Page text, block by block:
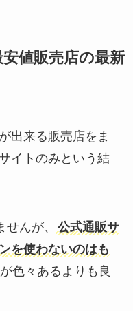
値販売店の最新
出来る販売店をま
イトのみという結
んが、
公式通販サ
を使わないのはも
色々あるよりも良